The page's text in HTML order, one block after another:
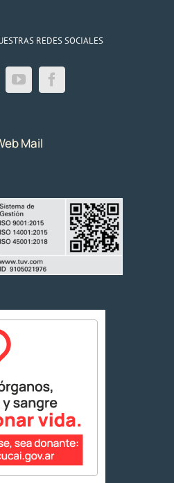
REDES SOCIALES
Mail